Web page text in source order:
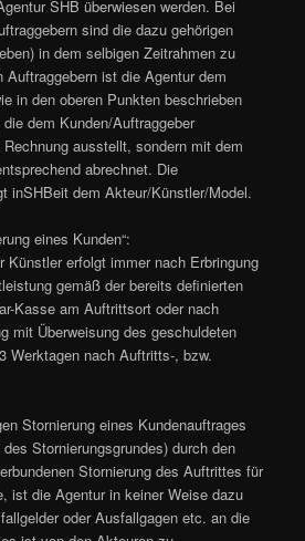
SHB überwiesen werden. Bei
sind die dazu gehörigen
in dem selbigen Zeitrahmen zu
ist die Agentur dem
in den oberen Punkten beschrieben
dem Kunden/Auftraggeber
ausstellt, sondern mit dem
abrechnet. Die
inSHBeit dem Akteur/Künstler/Model.
eines Kunden“:
Künstler erfolgt immer nach Erbringung
gemäß der bereits definierten
Kasse am Auftrittsort oder nach
mit Überweisung des geschuldeten
Werktagen nach Auftritts-, bzw.
Stornierung eines Kundenauftrages
Stornierungsgrundes) durch den
Stornierung des Auftrittes für
ist die Agentur in keiner Weise dazu
oder Ausfallgagen etc. an die